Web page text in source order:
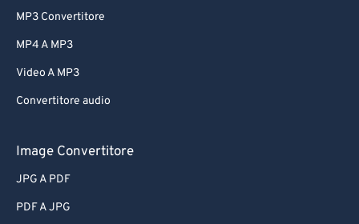
MP3 Convertitore
MP4 A MP3
Video A MP3
Convertitore audio
Image Convertitore
JPG A PDF
PDF A JPG